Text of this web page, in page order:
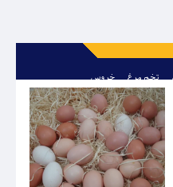
تخم مرغ خروس